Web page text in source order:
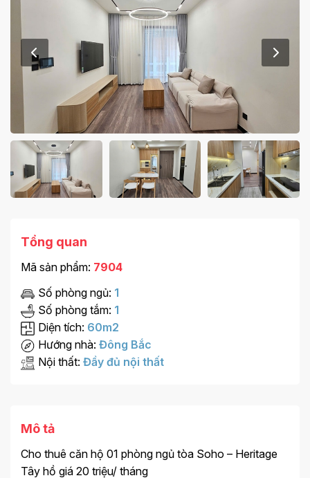
Tổng quan
Mã sản phẩm: 7904
Số phòng ngủ: 1
Số phòng tắm: 1
Diện tích: 60m2
Hướng nhà: Đông Bắc
Nội thất: Đầy đủ nội thất
Mô tả
Cho thuê căn hộ 01 phòng ngủ tòa Soho – Heritage
Tây hồ giá 20 triệu/ tháng